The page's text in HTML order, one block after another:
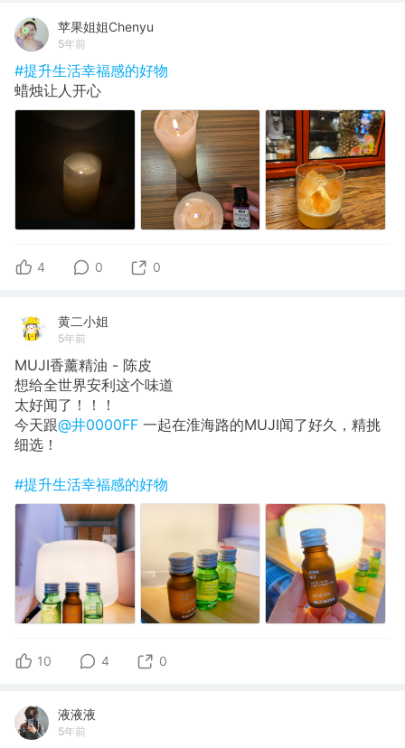
苹果姐姐Chenyu
5年前
#提升生活幸福感的好物
蜡烛让人开心
4 0 0
黄二小姐
5年前
MUJI香薰精油 - 陈皮
想给全世界安利这个味道
太好闻了！！！
今天跟@井0000FF 一起在淮海路的MUJI闻了好久，精挑
细选！
#提升生活幸福感的好物
10 4 0
液液液
5年前